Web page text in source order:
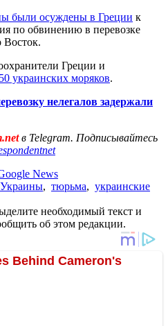
были осуждены в Греции к
по обвинению в перевозке
Восток.
Греции и
украинских моряков.
нелегалов задержали
в Telegram. Подписывайтесь
News
, тюрьма, украинские
необходимый текст и
об этом редакции.